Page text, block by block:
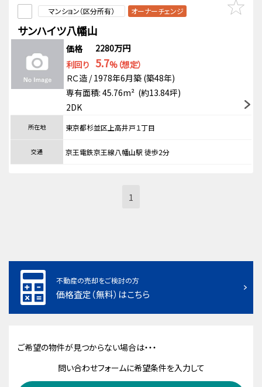
マンション（区分所有） オーナーチェンジ
サンハイツ八幡山
価格
2280万円
利回り 5.7%（想定）
ＲＣ造 / 1978年6月築 (築48年)
専有面積: 45.76m² (約13.84坪)
2DK
所在地 東京都杉並区上高井戸１丁目
交通 京王電鉄京王線八幡山駅 徒歩2分
1
不動産の売却をご検討の方
価格査定（無料）はこちら
ご希望の物件が見つからない場合は・・・
問い合わせフォームに希望条件を入力して